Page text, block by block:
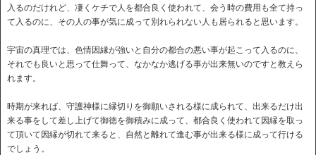
入るのだけれど、凄くケチで人を都合良く使われて、会う時の費用も全て持っ
て入るのに、その人の事が気に成って別れられない人も居られると思います。
宇宙の真理では、色情因縁が強いと自分の都合の悪い事が起こって入るのに、
それでも良いと思って仕舞って、なかなか逃げる事が出来無いのですと教えら
れます。
時期が来れば、守護神様に縁切りを御願いされる様に成られて、出来るだけ出
来る事をして差し上げて御徳を御積みに成って、都合良く使われて因縁を取っ
て頂いて因縁が切れて来ると、自然と離れて進む事が出来る様に成って行ける
でしょう。